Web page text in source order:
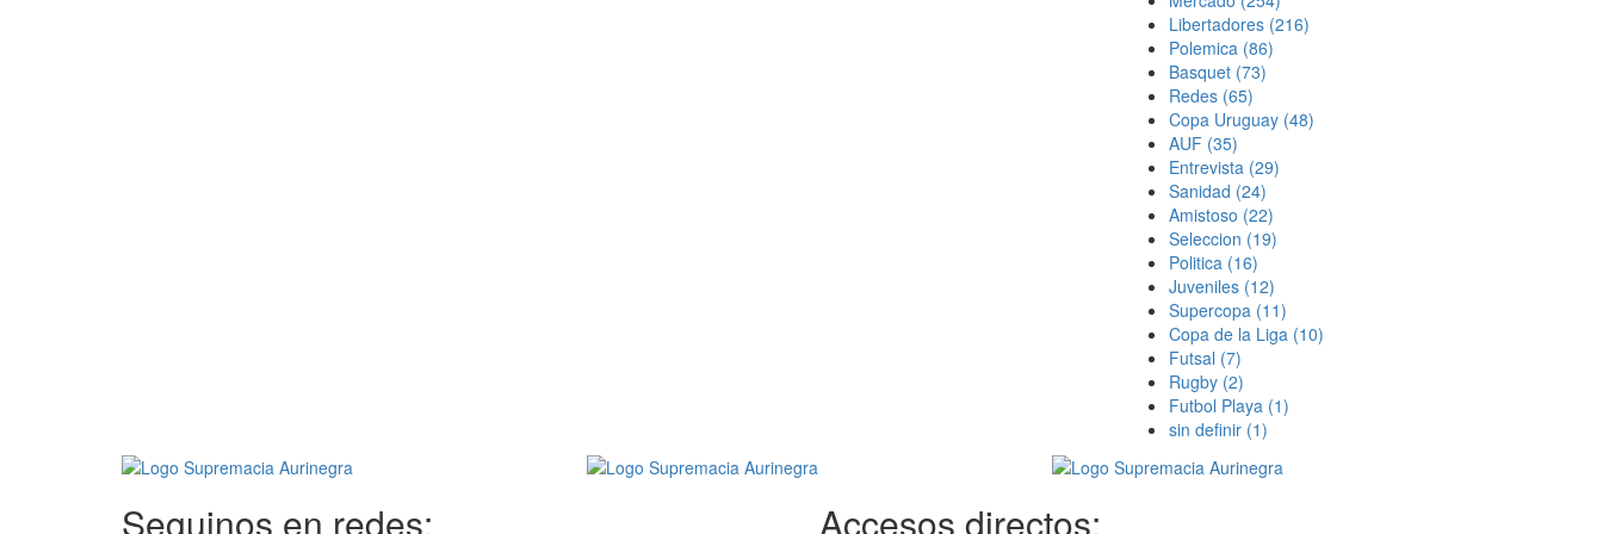
Libertadores (216)
Polemica (86)
Basquet (73)
Redes (65)
Copa Uruguay (48)
AUF (35)
Entrevista (29)
Sanidad (24)
Amistoso (22)
Seleccion (19)
Politica (16)
Juveniles (12)
Supercopa (11)
Copa de la Liga (10)
Futsal (7)
Rugby (2)
Futbol Playa (1)
sin definir (1)
Seguinos en redes: Accesos directos: